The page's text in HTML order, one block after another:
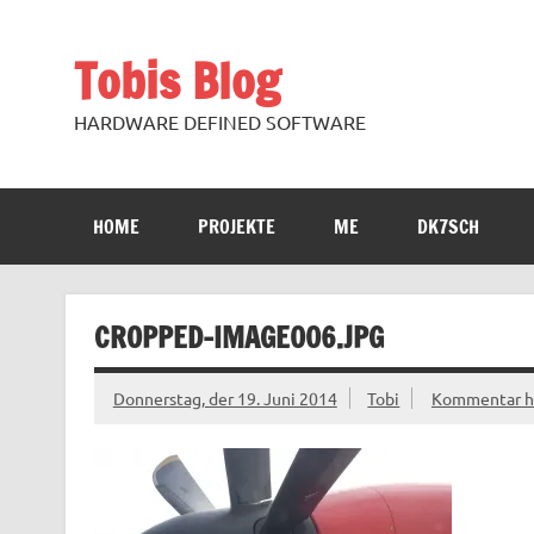
Tobis Blog
HARDWARE DEFINED SOFTWARE
HOME PROJEKTE ME DK7SCH
CROPPED-IMAGE006.JPG
Donnerstag, der 19. Juni 2014 Tobi Kommentar